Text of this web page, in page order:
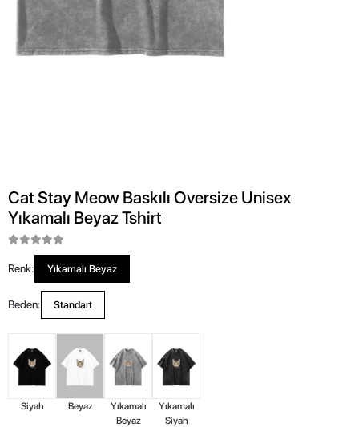
Cat Stay Meow Baskılı Oversize Unisex
Yıkamalı Beyaz Tshirt
Renk: Yıkamalı Beyaz
Beden: Standart
Siyah Beyaz
Yıkamalı
Beyaz
Yıkamalı
Siyah